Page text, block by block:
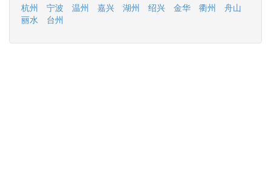
杭州
宁波 温州 嘉兴 湖州 绍兴 金华 衢州
舟山
丽水
台州